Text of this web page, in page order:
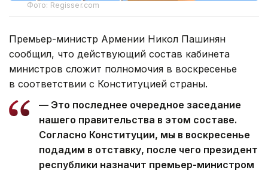
Фото: Regisser.com
Премьер-министр Армении Никол Пашинян
сообщил, что действующий состав кабинета
министров сложит полномочия в воскресенье
в соответствии с Конституцией страны.
— Это последнее очередное заседание
нашего правительства в этом составе.
Согласно Конституции, мы в воскресенье
подадим в отставку, после чего президент
республики назначит премьер-министром